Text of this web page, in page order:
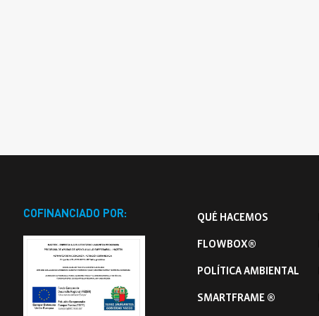
COFINANCIADO POR: QUÉ HACEMOS
FLOWBOX®
POLÍTICA AMBIENTAL
SMARTFRAME ®